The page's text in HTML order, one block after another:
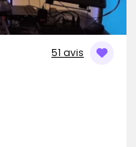
51 avis